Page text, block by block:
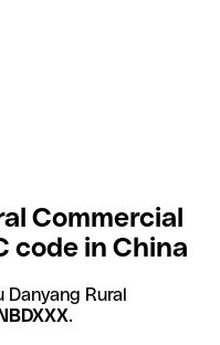
Commercial
code in China
Danyang Rural
.